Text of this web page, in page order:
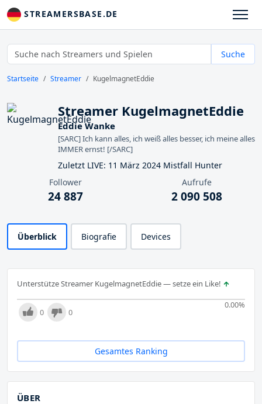
STREAMERSBASE.DE
Suche
Startseite Streamer KugelmagnetEddie
Streamer KugelmagnetEddie
Eddie Wanke
[SARC] Ich kann alles, ich weiß alles besser, ich meine alles
IMMER ernst! [/SARC]
Zuletzt LIVE: 11 März 2024 Mistfall Hunter
Follower
24 887
Aufrufe
2 090 508
Überblick Biografie Devices
Unterstütze Streamer KugelmagnetEddie — setze ein Like!
0.00%
0 0
Gesamtes Ranking
ÜBER